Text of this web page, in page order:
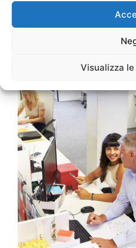
Visualizza